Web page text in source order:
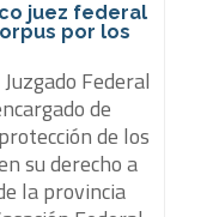
juez federal
por los
Federal
de
de los
su derecho a
la provincia